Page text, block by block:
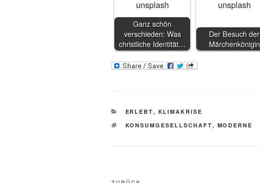
Ganz schön
verschieden: Was
christliche Identität…
Der Besuch der
Märchenkönigin
KATEGORIEN
ERLEBT, KLIMAKRISE
SCHLAGWÖRTER
KONSUMGESELLSCHAFT, MODERNE
Beitragsnavigation